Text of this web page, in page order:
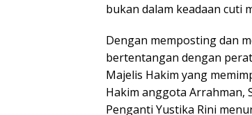
bukan dalam keadaan cuti
Dengan memposting dan
bertentangan dengan
Majelis Hakim yang
Hakim anggota Arrahman,
Penganti Yustika Rini